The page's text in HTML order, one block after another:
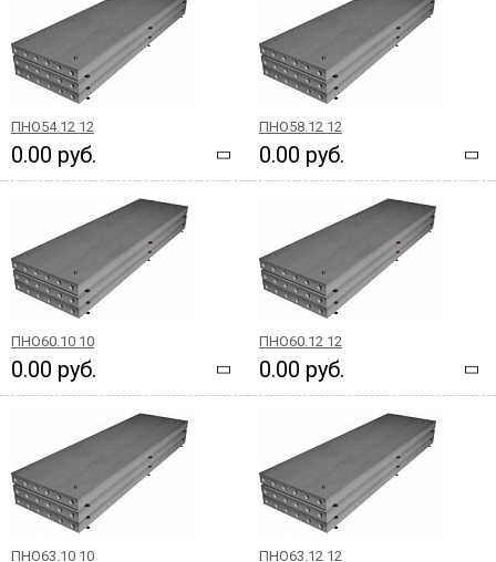
ПНО54.12 12
0.00 руб.
ПНО58.12 12
0.00 руб.
ПНО60.10 10
0.00 руб.
ПНО60.12 12
0.00 руб.
ПНО63.10 10 ПНО63.12 12